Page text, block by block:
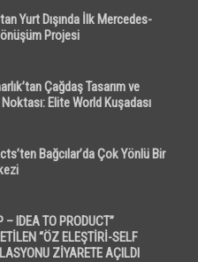
Yurt Dışında İlk Mercedes-
Projesi
Çağdaş Tasarım ve
Elite World Kuşadası
Bağcılar’da Çok Yönlü Bir
– IDEA TO PRODUCT”
“ÖZ ELEŞTİRİ-SELF
ZİYARETE AÇILDI